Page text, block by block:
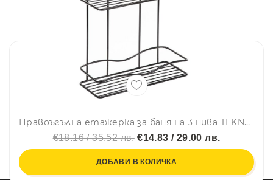
Правоъгълна етажерка за баня на 3 нива TEKNO TEL BK 013, 30х12х54 см, Закрепване с дюбел, Черен
€18.16 / 35.52 лв.€14.83 / 29.00 лв.
ДОБАВИ В КОЛИЧКА